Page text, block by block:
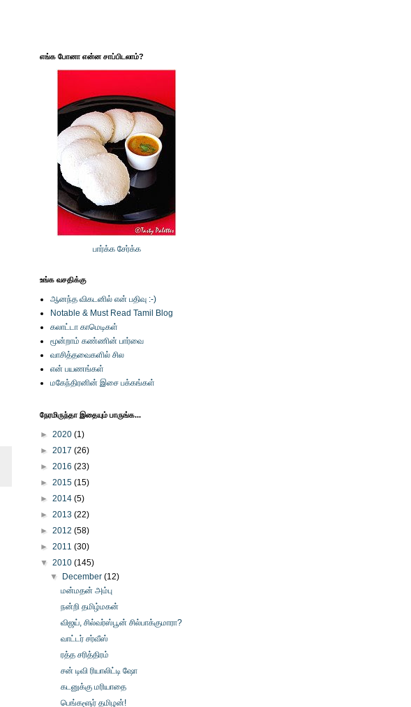
எங்க போனா என்ன சாப்பிடலாம்?
பார்க்க சேர்க்க
உங்க வசதிக்கு
ஆனந்த விகடனில் என் பதிவு :-)
Notable & Must Read Tamil Blog
கலாட்டா காமெடிகள்
மூன்றாம் கண்ணின் பார்வை
வாசித்தவைகளில் சில
என் பயணங்கள்
மகேந்திரனின் இசை பக்கங்கள்
நேரமிருந்தா இதையும் பாருங்க...
► 2020 (1)
► 2017 (26)
► 2016 (23)
► 2015 (15)
► 2014 (5)
► 2013 (22)
► 2012 (58)
► 2011 (30)
▼ 2010 (145)
▼
December(12)
மன்மதன் அம்பு
நன்றி தமிழ்மகன்
விஜய், சில்வர்ஸ்பூன் சில்பாக்குமாரா?
வாட்டர் சர்வீஸ்
ரத்த சரித்திரம்
சன் டிவி ரியாலிட்டி ஷோ
கடனுக்கு மரியாதை
பெங்களூர் தமிழன்!